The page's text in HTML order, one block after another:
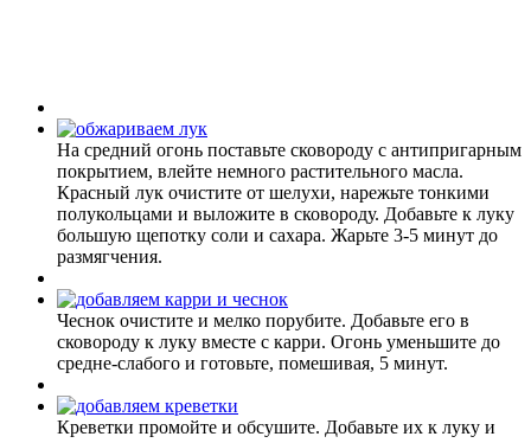
На средний огонь поставьте сковороду с антипригарным
покрытием, влейте немного растительного масла.
Красный лук очистите от шелухи, нарежьте тонкими
полукольцами и выложите в сковороду. Добавьте к луку
большую щепотку соли и сахара. Жарьте 3-5 минут до
размягчения.
Чеснок очистите и мелко порубите. Добавьте его в
сковороду к луку вместе с карри. Огонь уменьшите до
средне-слабого и готовьте, помешивая, 5 минут.
Креветки промойте и обсушите. Добавьте их к луку и